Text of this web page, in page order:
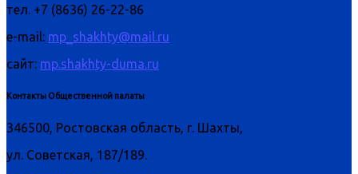
тел. +7 (8636) 26-22-86
e-mail: mp_shakhty@mail.ru
сайт: mp.shakhty-duma.ru
Контакты Общественной палаты
346500, Ростовская область, г. Шахты,
ул. Советская, 187/189.